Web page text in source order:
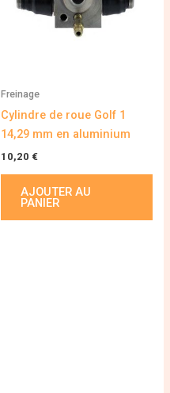
Freinage
Cylindre de roue Golf 1
14,29 mm en aluminium
10,20 €
AJOUTER AU
PANIER